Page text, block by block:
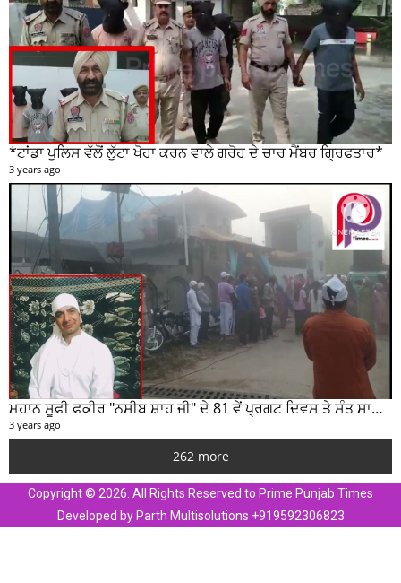
*ਟਾਂਡਾ ਪੁਲਿਸ ਵੱਲੋਂ ਲੁੱਟਾ ਖੋਹਾ ਕਰਨ ਵਾਲੇ ਗਰੋਹ ਦੇ ਚਾਰ ਮੈਂਬਰ ਗ੍ਰਿਫਤਾਰ*
3 years ago
ਮਹਾਨ ਸੂਫ਼ੀ ਫ਼ਕੀਰ "ਨਸੀਬ ਸ਼ਾਹ ਜੀ" ਦੇ 81 ਵੇਂ ਪ੍ਰਗਟ ਦਿਵਸ ਤੇ ਸੰਤ ਸਾਹਿਬ ਜੋਤ ਸਿੰਘ ਜੀ ਮਹਾਰਾਜ ਦੇ ਸੁਣੋ ਵਿਚਾਰ
3 years ago
262 more
Copyright © 2026. All Rights Reserved to Prime Punjab Times
Developed by Parth Multisolutions +919592306823